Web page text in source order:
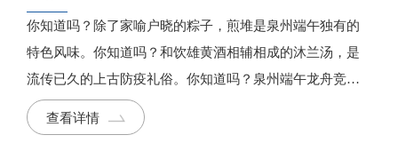
你知道吗？除了家喻户晓的粽子，煎堆是泉州端午独有的
特色风味。你知道吗？和饮雄黄酒相辅相成的沐兰汤，是
流传已久的上古防疫礼俗。你知道吗？泉州端午龙舟竞渡
并不仅仅称“赛龙舟”，还有一种趣味十足的叫法——“扒龙
船”。
查看详情